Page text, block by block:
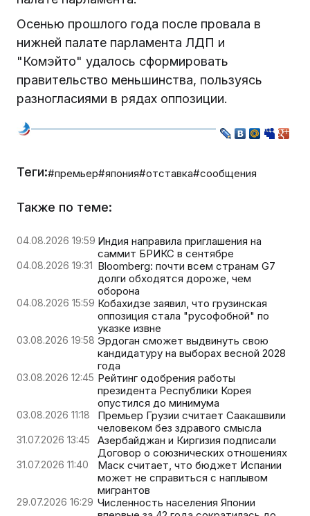
Осенью прошлого года после провала в
нижней палате парламента ЛДП и
"Комэйто" удалось сформировать
правительство меньшинства, пользуясь
разногласиями в рядах оппозиции.
Теги:#премьер#япония#отставка#сообщения
Также по теме:
04.08.2026 19:59 Индия направила приглашения на
саммит БРИКС в сентябре
04.08.2026 19:31 Bloomberg: почти всем странам G7
долги обходятся дороже, чем
оборона
04.08.2026 15:59 Кобахидзе заявил, что грузинская
оппозиция стала "русофобной" по
указке извне
03.08.2026 19:58 Эрдоган сможет выдвинуть свою
кандидатуру на выборах весной 2028
года
03.08.2026 12:45 Рейтинг одобрения работы
президента Республики Корея
опустился до минимума
03.08.2026 11:18
Премьер Грузии считает Саакашвили
человеком без здравого смысла
31.07.2026 13:45
Азербайджан и Киргизия подписали
Договор о союзнических отношениях
31.07.2026 11:40
Маск считает, что бюджет Испании
может не справиться с наплывом
мигрантов
29.07.2026 16:29 Численность населения Японии